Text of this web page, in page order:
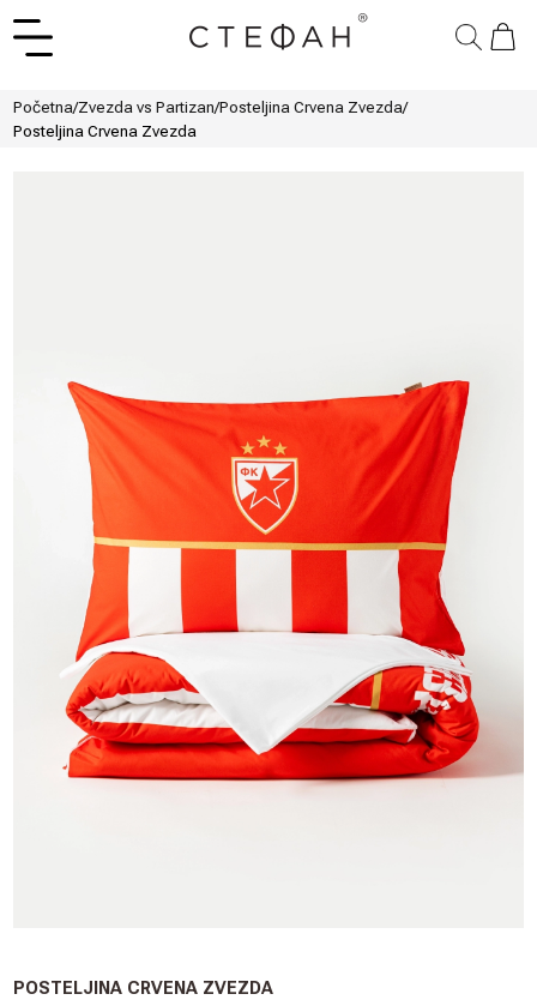
Početna/Zvezda vs Partizan/Posteljina Crvena Zvezda/
Posteljina Crvena Zvezda
POSTELJINA CRVENA ZVEZDA